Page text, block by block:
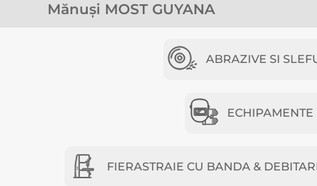
Mănuși MOST GUYANA
ABRAZIVE SI
ECHIPAMENTE
FIERASTRAIE CU BANDA &